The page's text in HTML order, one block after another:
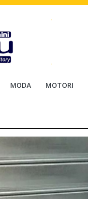
MODA MOTORI